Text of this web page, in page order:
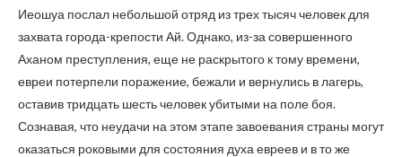
Иеошуа послал небольшой отряд из трех тысяч человек для
захвата города-крепости Ай. Однако, из-за совершенного
Аханом преступления, еще не раскрытого к тому времени,
евреи потерпели поражение, бежали и вернулись в лагерь,
оставив тридцать шесть человек убитыми на поле боя.
Сознавая, что неудачи на этом этапе завоевания страны могут
оказаться роковыми для состояния духа евреев и в то же